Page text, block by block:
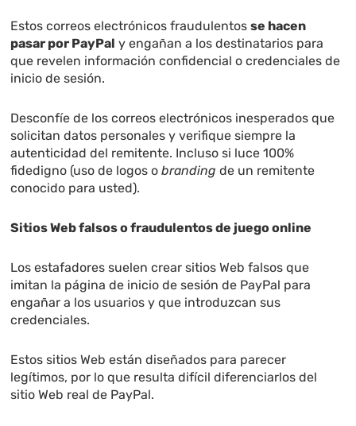
Estos correos electrónicos fraudulentosse hacen
pasar por PayPal y engañan a los destinatarios para
que revelen información confidencial o credenciales de
inicio de sesión.
Desconfíe de los correos electrónicos inesperados que
solicitan datos personales y verifique siempre la
autenticidad del remitente. Incluso si luce 100%
fidedigno (uso de logos obrandingde un remitente
conocido para usted).
Sitios Web falsos o fraudulentos de juego online
Los estafadores suelen crear sitios Web falsos que
imitan la página de inicio de sesión de PayPal para
engañar a los usuarios y que introduzcan sus
credenciales.
Estos sitios Web están diseñados para parecer
legítimos, por lo que resulta difícil diferenciarlos del
sitio Web real de PayPal.